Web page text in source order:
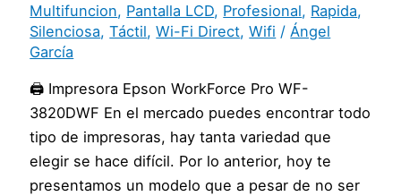
Multifuncion, Pantalla LCD, Profesional, Rapida,
Silenciosa,Táctil,Wi-Fi Direct,Wifi / Ángel
García
🖨️ Impresora Epson WorkForce Pro WF-
3820DWF En el mercado puedes encontrar todo
tipo de impresoras, hay tanta variedad que
elegir se hace difícil. Por lo anterior, hoy te
presentamos un modelo que a pesar de no ser